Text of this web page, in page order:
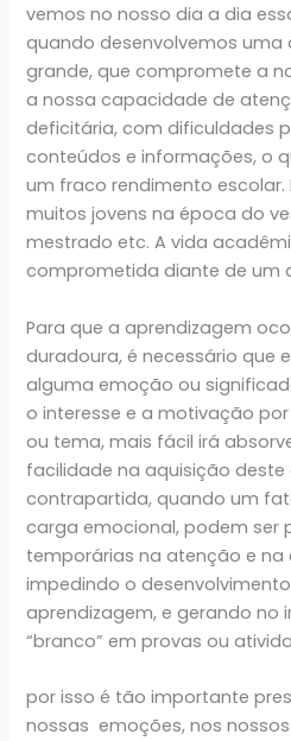
vemos no nosso dia a dia
quando desenvolvemos uma
grande, que compromete a
a nossa capacidade de
deficitária, com dificuldades
conteúdos e informações, o
um fraco rendimento escolar.
muitos jovens na época do
mestrado etc. A vida
comprometida diante de um
Para que a aprendizagem
duradoura, é necessário que
alguma emoção ou
o interesse e a motivação
ou tema, mais fácil irá
facilidade na aquisição deste
contrapartida, quando um
carga emocional, podem ser
temporárias na atenção e
impedindo o
aprendizagem, e gerando no
“branco” em provas ou
por isso é tão importante
nossas emoções, nos